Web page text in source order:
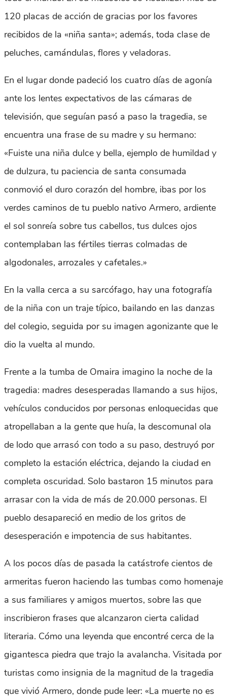
120 placas de acción de gracias por los favores
recibidos de la «niña santa»; además, toda clase de
peluches, camándulas, flores y veladoras.
En el lugar donde padeció los cuatro días de agonía
ante los lentes expectativos de las cámaras de
televisión, que seguían pasó a paso la tragedia, se
encuentra una frase de su madre y su hermano:
«Fuiste una niña dulce y bella, ejemplo de humildad y
de dulzura, tu paciencia de santa consumada
conmovió el duro corazón del hombre, ibas por los
verdes caminos de tu pueblo nativo Armero, ardiente
el sol sonreía sobre tus cabellos, tus dulces ojos
contemplaban las fértiles tierras colmadas de
algodonales, arrozales y cafetales.»
En la valla cerca a su sarcófago, hay una fotografía
de la niña con un traje típico, bailando en las danzas
del colegio, seguida por su imagen agonizante que le
dio la vuelta al mundo.
Frente a la tumba de Omaira imagino la noche de la
tragedia: madres desesperadas llamando a sus hijos,
vehículos conducidos por personas enloquecidas que
atropellaban a la gente que huía, la descomunal ola
de lodo que arrasó con todo a su paso, destruyó por
completo la estación eléctrica, dejando la ciudad en
completa oscuridad. Solo bastaron 15 minutos para
arrasar con la vida de más de 20.000 personas. El
pueblo desapareció en medio de los gritos de
desesperación e impotencia de sus habitantes.
A los pocos días de pasada la catástrofe cientos de
armeritas fueron haciendo las tumbas como homenaje
a sus familiares y amigos muertos, sobre las que
inscribieron frases que alcanzaron cierta calidad
literaria. Cómo una leyenda que encontré cerca de la
gigantesca piedra que trajo la avalancha. Visitada por
turistas como insignia de la magnitud de la tragedia
que vivió Armero, donde pude leer: «La muerte no es